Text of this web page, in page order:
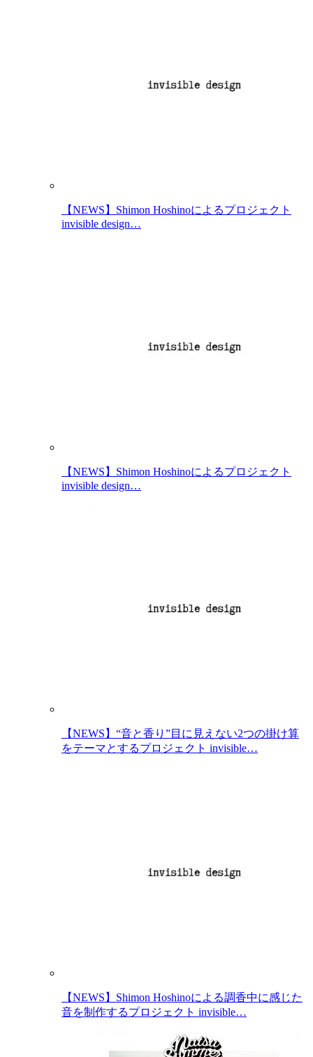
【NEWS】Shimon Hoshinoによるプロジェクト
invisible design…
【NEWS】Shimon Hoshinoによるプロジェクト
invisible design…
【NEWS】“音と香り”目に見えない2つの掛け算
をテーマとするプロジェクト invisible…
【NEWS】Shimon Hoshinoによる調香中に感じた
音を制作するプロジェクト invisible…